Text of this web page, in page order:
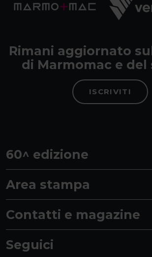
Rimani aggiornato
di Marmomac e
ISCRIVITI
60^ edizione
Area stampa
Contatti e magazine
Seguici